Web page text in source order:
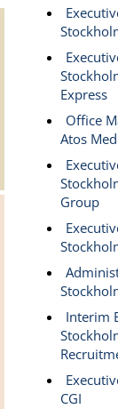
Express
Office
Atos
Group
Interim
CGI